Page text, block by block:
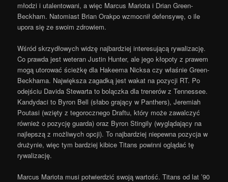
młodzi i utalentowani, a więc Marcus Mariota i Drian Green-
Beckham. Natomiast Brian Orakpo wzmocnił defensywę, o ile
upora się ze swoim zdrowiem.
Wśród skrzydłowych widzę najbardziej interesującą rywalizację.
Co prawda jest weteran Justin Hunter, ale jego kłopoty z prawem
mogą utorować ścieżkę dla Hakeema Nicksa czy właśnie Green-
Beckhama. Największa zagadką jest wakat na pozycji RT. Po
odejściu Davida Stewarta to bolączka dla trenerów z Tennessee.
Kandydaci to Byron Bell (słabo grający w Panthers), Jeremiah
Poutasi (wzięty z tegorocznego Draftu, który może zawalczyć
również o pozycję guarda) oraz Byron Stingily (wyglądający na
najlepszą z możliwych opcji). To najbardziej niepewna pozycja w
drużynie, więc tym bardziej kibice Titans powinni oglądać tę
rywalizację.
Marcus Mariota musi potwierdzić swoją wartość. Titans od lat ’90